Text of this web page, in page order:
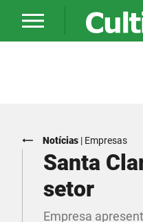
Notícias | Empresas
Santa
setor
Empresa